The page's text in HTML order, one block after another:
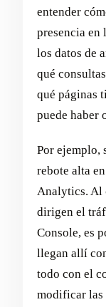
entender
presencia en
los datos de
qué
qué páginas
puede haber
Por ejemplo,
rebote alta
Analytics. Al
dirigen el
Console, es
llegan allí
todo con el
modificar las